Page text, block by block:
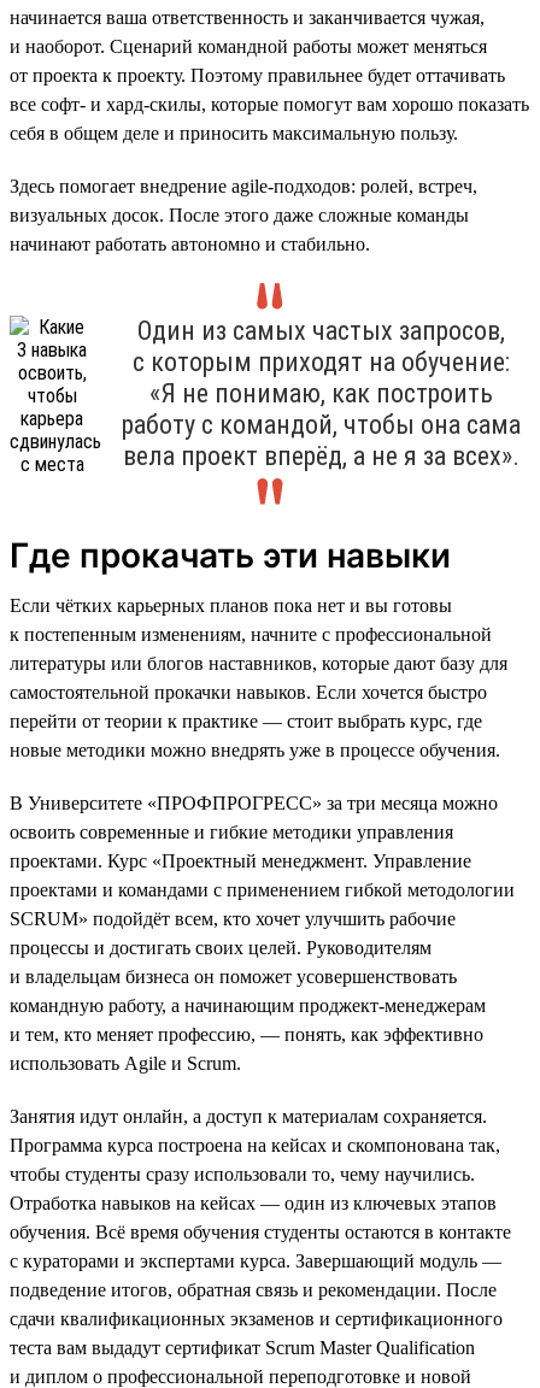
начинается ваша ответственность и заканчивается чужая,
и наоборот. Сценарий командной работы может меняться
от проекта к проекту. Поэтому правильнее будет оттачивать
все софт- и хард-скилы, которые помогут вам хорошо показать
себя в общем деле и приносить максимальную пользу.
Здесь помогает внедрение agile-подходов: ролей, встреч,
визуальных досок. После этого даже сложные команды
начинают работать автономно и стабильно.
Один из самых частых запросов,
с которым приходят на обучение:
«Я не понимаю, как построить
работу с командой, чтобы она сама
вела проект вперёд, а не я за всех».
Где прокачать эти навыки
Если чётких карьерных планов пока нет и вы готовы
к постепенным изменениям, начните с профессиональной
литературы или блогов наставников, которые дают базу для
самостоятельной прокачки навыков. Если хочется быстро
перейти от теории к практике — стоит выбрать курс, где
новые методики можно внедрять уже в процессе обучения.
В Университете «ПРОФПРОГРЕСС» за три месяца можно
освоить современные и гибкие методики управления
проектами. Курс «Проектный менеджмент. Управление
проектами и командами с применением гибкой методологии
SCRUM» подойдёт всем, кто хочет улучшить рабочие
процессы и достигать своих целей. Руководителям
и владельцам бизнеса он поможет усовершенствовать
командную работу, а начинающим проджект-менеджерам
и тем, кто меняет профессию, — понять, как эффективно
использовать Agile и Scrum.
Занятия идут онлайн, а доступ к материалам сохраняется.
Программа курса построена на кейсах и скомпонована так,
чтобы студенты сразу использовали то, чему научились.
Отработка навыков на кейсах — один из ключевых этапов
обучения. Всё время обучения студенты остаются в контакте
с кураторами и экспертами курса. Завершающий модуль —
подведение итогов, обратная связь и рекомендации. После
сдачи квалификационных экзаменов и сертификационного
теста вам выдадут сертификат Scrum Master Qualification
и диплом о профессиональной переподготовке и новой